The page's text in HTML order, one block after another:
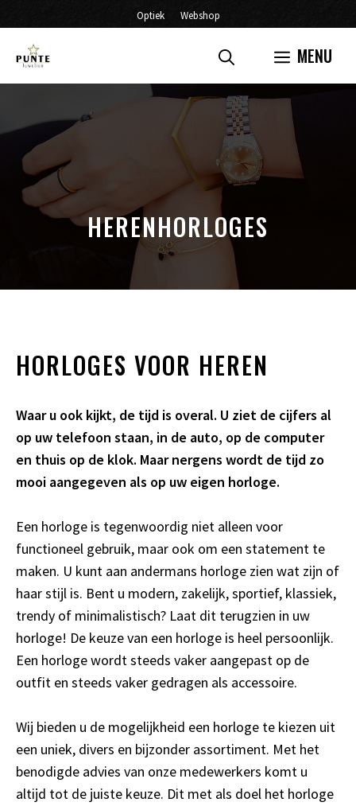
naar
Optiek Webshop
MENU
HERENHORLOGES
HORLOGES VOOR HEREN
Waar u ook kijkt, de tijd is overal. U ziet de cijfers al
op uw telefoon staan, in de auto, op de computer
en thuis op de klok. Maar nergens wordt de tijd zo
mooi aangegeven als op uw eigen horloge.
Een horloge is tegenwoordig niet alleen voor
functioneel gebruik, maar ook om een statement te
maken. U kunt aan andermans horloge zien wat zijn of
haar stijl is. Bent u modern, zakelijk, sportief, klassiek,
trendy of minimalistisch? Laat dit terugzien in uw
horloge! De keuze van een horloge is heel persoonlijk.
Een horloge wordt steeds vaker aangepast op de
outfit en steeds vaker gedragen als accessoire.
Wij bieden u de mogelijkheid een horloge te kiezen uit
een uniek, divers en bijzonder assortiment. Met het
benodigde advies van onze medewerkers komt u
altijd tot de juiste keuze. Dit met als doel het horloge